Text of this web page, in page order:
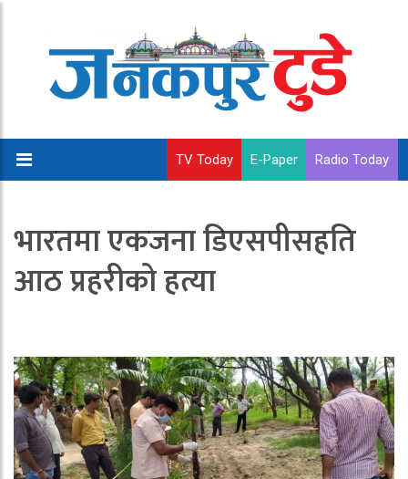
TV Today E-Paper Radio Today
भारतमा एकजना डिएसपीसहति
आठ प्रहरीको हत्या